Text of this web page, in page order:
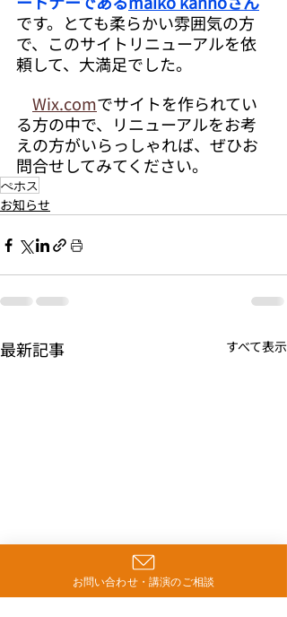
です。とても柔らかい雰囲気の方
で、このサイトリニューアルを依
頼して、大満足でした。
Wix.comでサイトを作られてい
る方の中で、リニューアルをお考
えの方がいらっしゃれば、ぜひお
問合せしてみてください。
ぺホス
お知らせ
最新記事 すべて表示
お問い合わせ・講演のご相談